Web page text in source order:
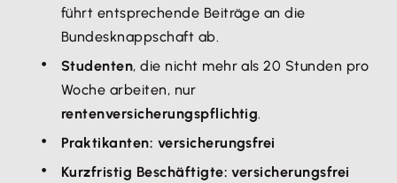
führt entsprechende Beiträge an die
Bundesknappschaft ab.
Studenten, die nicht mehr als 20 Stunden pro
Woche arbeiten, nur
rentenversicherungspflichtig.
Praktikanten: versicherungsfrei
Kurzfristig Beschäftigte: versicherungsfrei